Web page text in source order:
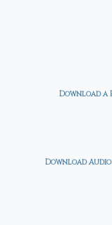
Download a
Download Audio